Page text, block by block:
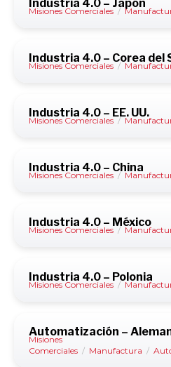
Industria 4.0 – Japón
Misiones Comerciales /
Industria 4.0 – Corea del
Misiones Comerciales /
Industria 4.0 – EE. UU.
Misiones Comerciales /
Industria 4.0 – China
Misiones Comerciales /
Industria 4.0 – México
Misiones Comerciales /
Industria 4.0 – Polonia
Misiones Comerciales /
Automatización –
Misiones
Comerciales / Manufactura /